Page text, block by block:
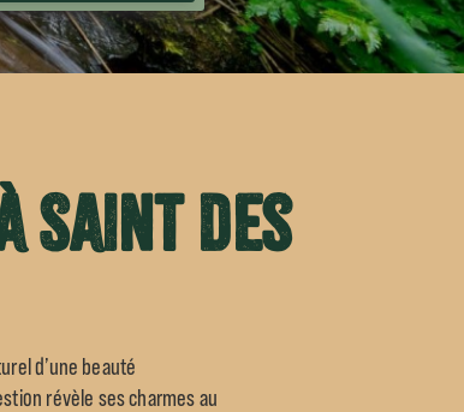
Saint des
d’une beauté
révèle ses charmes au